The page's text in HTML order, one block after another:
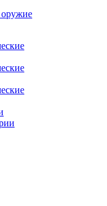
оружие